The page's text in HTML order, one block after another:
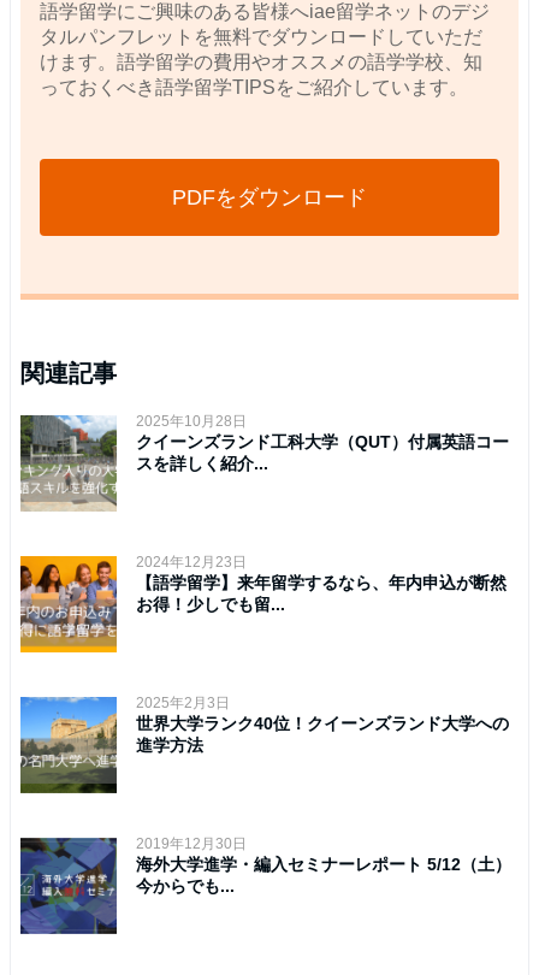
語学留学にご興味のある皆様へiae留学ネットのデジ
タルパンフレットを無料でダウンロードしていただ
けます。語学留学の費用やオススメの語学学校、知
っておくべき語学留学TIPSをご紹介しています。
PDFをダウンロード
関連記事
2025年10月28日
クイーンズランド工科大学（QUT）付属英語コー
スを詳しく紹介...
2024年12月23日
【語学留学】来年留学するなら、年内申込が断然
お得！少しでも留...
2025年2月3日
世界大学ランク40位！クイーンズランド大学への
進学方法
2019年12月30日
海外大学進学・編入セミナーレポート 5/12（土）
今からでも...